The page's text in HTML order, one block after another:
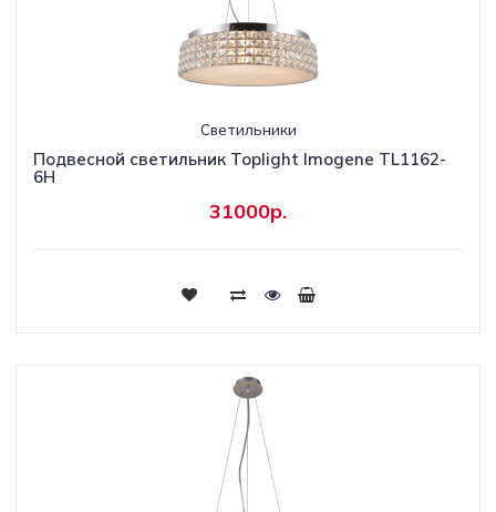
Светильники
Подвесной светильник Toplight Imogene TL1162-
6H
31000р.